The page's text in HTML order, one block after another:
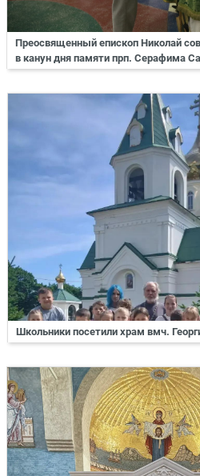
Преосвященный епископ Николай
в канун дня памяти прп. Серафима
Школьники посетили храм вмч.